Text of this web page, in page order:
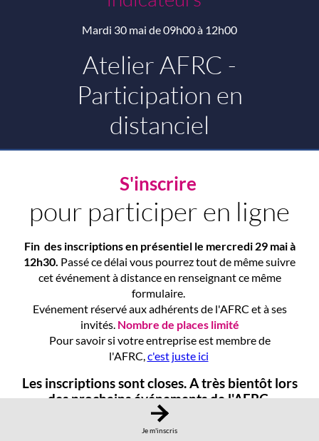
Mardi 30 mai de09h00 à 12h00
Atelier AFRC -
Participation en
distanciel
S'inscrire
pour participer en ligne
Fin des inscriptions en présentiel le mercredi 29 mai à
12h30. Passé ce délai vous pourrez tout de même suivre
cet événement à distance en renseignant ce même
formulaire.
Evénement réservé aux adhérents de l'AFRC et à ses
invités. Nombre de places limité
Pour savoir si votre entreprise est membre de
l'AFRC, c'est juste ici
Les inscriptions sont closes. A très bientôt lors
des prochains événements de l'AFRC.
Je m'inscris